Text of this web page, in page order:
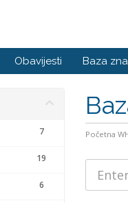
Obavijesti Baza
Početna
7
19
6